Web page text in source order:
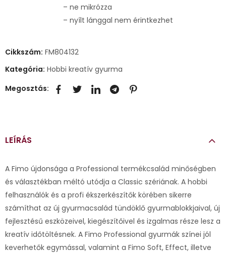
– ne mikrózza
– nyílt lánggal nem érintkezhet
Cikkszám: FM804132
Kategória: Hobbi kreatív gyurma
Megosztás:
LEÍRÁS
A Fimo újdonsága a Professional termékcsalád minőségben
és választékban méltó utódja a Classic szériának. A hobbi
felhasználók és a profi ékszerkészítők körében sikerre
számíthat az új gyurmacsalád tündöklő gyurmablokkjaival, új
fejlesztésű eszközeivel, kiegészítőivel és izgalmas része lesz a
kreatív időtöltésnek. A Fimo Professional gyurmák színei jól
keverhetők egymással, valamint a Fimo Soft, Effect, illetve